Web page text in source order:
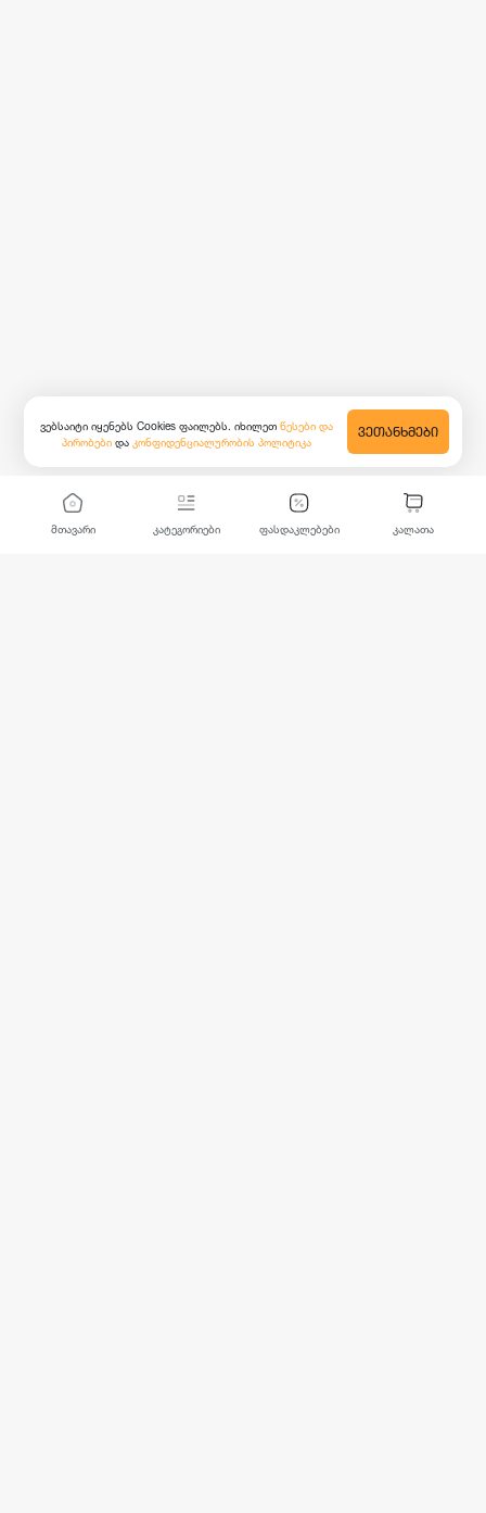
მთავარი კატეგორიები ფასდაკლებები კალათა
ვებსაიტი იყენებს Cookies ფაილებს. იხილეთ წესები და
პირობები და კონფიდენციალურობის პოლიტიკა
ᲕᲔᲗᲐᲜᲮᲛᲔᲑᲘ